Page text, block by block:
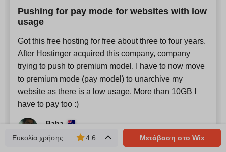
Pushing for pay mode for websites with low
usage
Got this free hosting for free about three to four years.
After Hostinger acquired this company, company
trying to push to premium model. I have to now move
to premium mode (pay model) to unarchive my
website as there is a low usage. More than 10GB I
have to pay too :)
Baha ,
02 Δεκεμβρίου 2019
Ευκολία χρήσης 4.6 Μετάβαση στο Wix